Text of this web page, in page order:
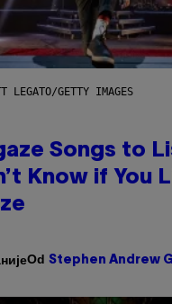
LEGATO/GETTY IMAGES
Songs to
Know if You
Od Stephen Andrew